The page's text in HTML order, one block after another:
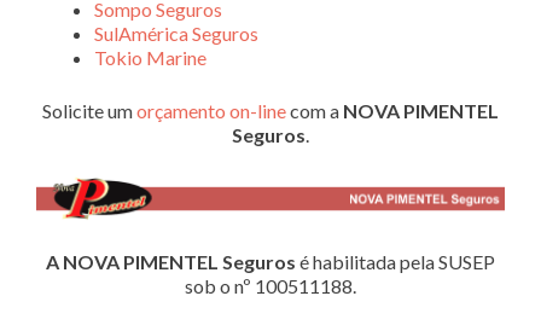
Sompo Seguros
SulAmérica Seguros
Tokio Marine
Solicite umorçamento on-linecom a NOVA PIMENTEL
Seguros.
A NOVA PIMENTEL Seguros é habilitada pela SUSEP
sob o nº 100511188.